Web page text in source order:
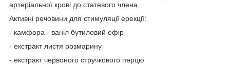
артеріальної крові до статевого члена.
Активні речовини для стимуляції ерекції:
- камфора - ваніл бутиловий ефір
- екстракт листя розмарину
- екстракт червоного стручкового перцю